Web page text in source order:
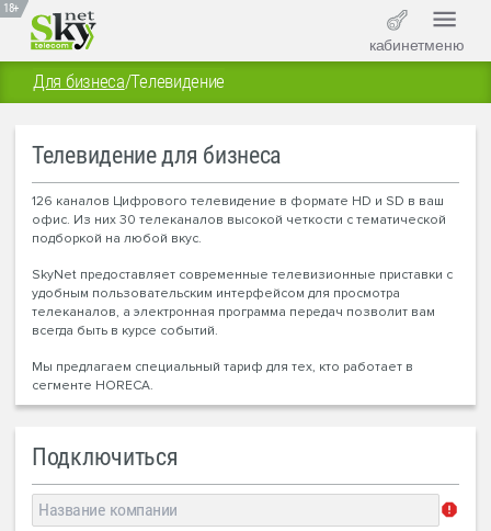
18+
кабинетменю
Для бизнеса/Телевидение
Телевидение для бизнеса
126 каналов Цифрового телевидение в формате HD и SD в ваш
офис. Из них 30 телеканалов высокой четкости с тематической
подборкой на любой вкус.
SkyNet предоставляет современные телевизионные приставки с
удобным пользовательским интерфейсом для просмотра
телеканалов, а электронная программа передач позволит вам
всегда быть в курсе событий.
Мы предлагаем специальный тариф для тех, кто работает в
сегменте HORECA.
Подключиться